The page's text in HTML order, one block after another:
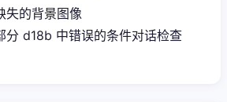
失的背景图像
分 d18b 中错误的条件对话检查